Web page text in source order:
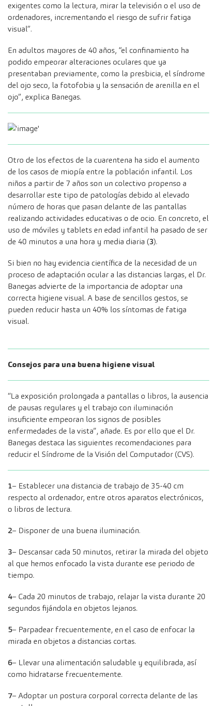
exigentes como la lectura, mirar la televisión o el uso de
ordenadores, incrementando el riesgo de sufrir fatiga
visual”.
En adultos mayores de 40 años, “el confinamiento ha
podido empeorar alteraciones oculares que ya
presentaban previamente, como la presbicia, el síndrome
del ojo seco, la fotofobia y la sensación de arenilla en el
ojo”, explica Banegas.
Otro de los efectos de la cuarentena ha sido el aumento
de los casos de miopía entre la población infantil. Los
niños a partir de 7 años son un colectivo propenso a
desarrollar este tipo de patologías debido al elevado
número de horas que pasan delante de las pantallas
realizando actividades educativas o de ocio. En concreto, el
uso de móviles y tablets en edad infantil ha pasado de ser
de 40 minutos a una hora y media diaria (3).
Si bien no hay evidencia científica de la necesidad de un
proceso de adaptación ocular a las distancias largas, el Dr.
Banegas advierte de la importancia de adoptar una
correcta higiene visual. A base de sencillos gestos, se
pueden reducir hasta un 40% los síntomas de fatiga
visual.
Consejos para una buena higiene visual
“La exposición prolongada a pantallas o libros, la ausencia
de pausas regulares y el trabajo con iluminación
insuficiente empeoran los signos de posibles
enfermedades de la vista”, añade. Es por ello que el Dr.
Banegas destaca las siguientes recomendaciones para
reducir el Síndrome de la Visión del Computador (CVS).
1– Establecer una distancia de trabajo de 35-40 cm
respecto al ordenador, entre otros aparatos electrónicos,
o libros de lectura.
2– Disponer de una buena iluminación.
3– Descansar cada 50 minutos, retirar la mirada del objeto
al que hemos enfocado la vista durante ese periodo de
tiempo.
4– Cada 20 minutos de trabajo, relajar la vista durante 20
segundos fijándola en objetos lejanos.
5– Parpadear frecuentemente, en el caso de enfocar la
mirada en objetos a distancias cortas.
6– Llevar una alimentación saludable y equilibrada, así
como hidratarse frecuentemente.
7– Adoptar un postura corporal correcta delante de las